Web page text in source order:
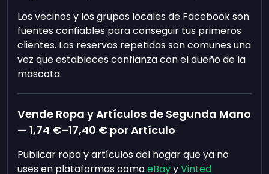
Los vecinos y los grupos locales de Facebook son
fuentes confiables para conseguir tus primeros
clientes. Las reservas repetidas son comunes una
vez que estableces confianza con el dueño de la
mascota.
Vende Ropa y Artículos de Segunda Mano
—1,74 €–17,40 € por Artículo
Publicar ropa y artículos del hogar que ya no
uses en plataformas comoeBayyVinted